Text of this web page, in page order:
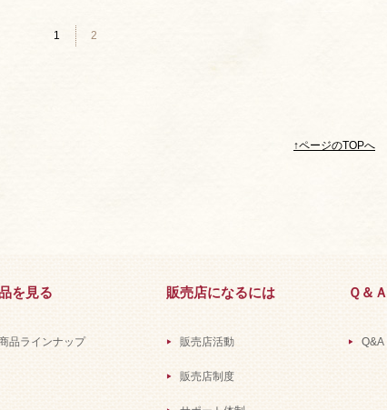
1 2
↑ページのTOPへ
を見る
品ラインナップ
販売店になるには
販売店活動
販売店制度
Ｑ＆Ａ
Q&A